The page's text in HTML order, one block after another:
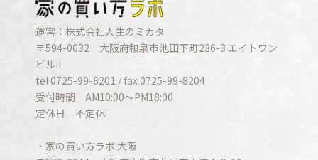
運営：株式会社人生のミカタ
〒594-0032 大阪府和泉市池田下町236-3 エイトワン
ビルII
tel 0725-99-8201 / fax 0725-99-8204
受付時間 AM10:00〜PM18:00
定休日 不定休
・家の買い方ラボ 大阪